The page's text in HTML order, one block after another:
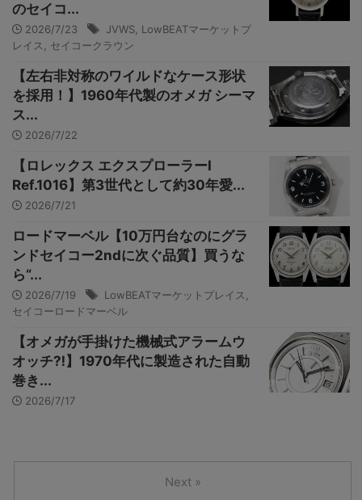
のセイコ...
2026/7/23 JVWS LowBEATマーケットプ
レイス
セイコークラウン
【左右非対称のワイルドなケース形状
を採用！】1960年代製のオメガ シーマ
ス...
2026/7/22
【ロレックス エクスプローラーI
Ref.1016】第3世代として約30年愛...
2026/7/21
ロードマーベル【10万円台なのにグラ
ンドセイコー2ndに次ぐ品質】買うな
ら“...
2026/7/19 LowBEATマーケットプレイス
セイコーロードマーベル
【オメガが手掛けた機械式アラームウ
オッチ⁈】1970年代に製造された自動
巻き...
2026/7/17
Next »